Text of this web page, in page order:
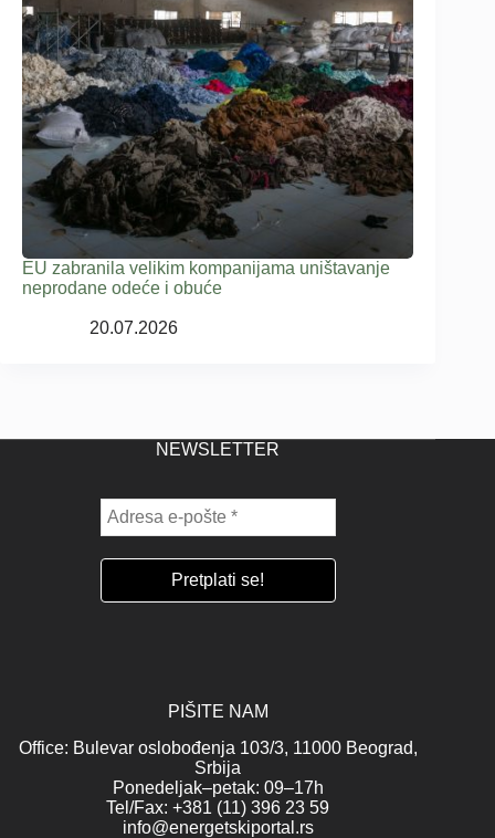
EU zabranila velikim kompanijama uništavanje
neprodane odeće i obuće
20.07.2026
NEWSLETTER
PIŠITE NAM
Office: Bulevar oslobođenja 103/3, 11000 Beograd,
Srbija
Ponedeljak–petak: 09–17h
Tel/Fax: +381 (11) 396 23 59
info@energetskiportal.rs